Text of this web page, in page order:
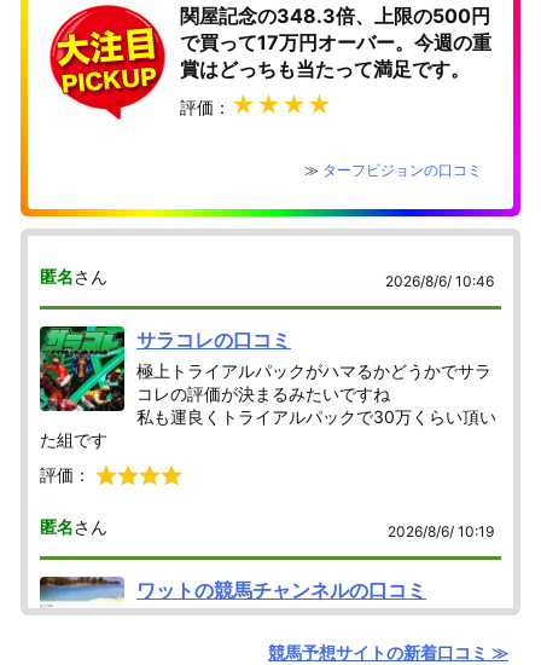
関屋記念の348.3倍、上限の500円
で買って17万円オーバー。今週の重
賞はどっちも当たって満足です。
評価： ★★★★
≫ ターフビジョンの口コミ
匿名さん 2026/8/6/ 10:46
サラコレの口コミ
極上トライアルパックがハマるかどうかでサラ
コレの評価が決まるみたいですね
私も運良くトライアルパックで30万くらい頂い
た組です
評価：
匿名さん 2026/8/6/ 10:19
ワットの競馬チャンネルの口コミ
ノブナガ（旧ワット）はオンラインカジノを配
信、勧誘していました競馬予想サイトの新着口コミ ≫